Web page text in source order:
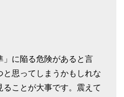
」に陥る危険があると言
と思ってしまうかもしれな
ことが大事です。震えて